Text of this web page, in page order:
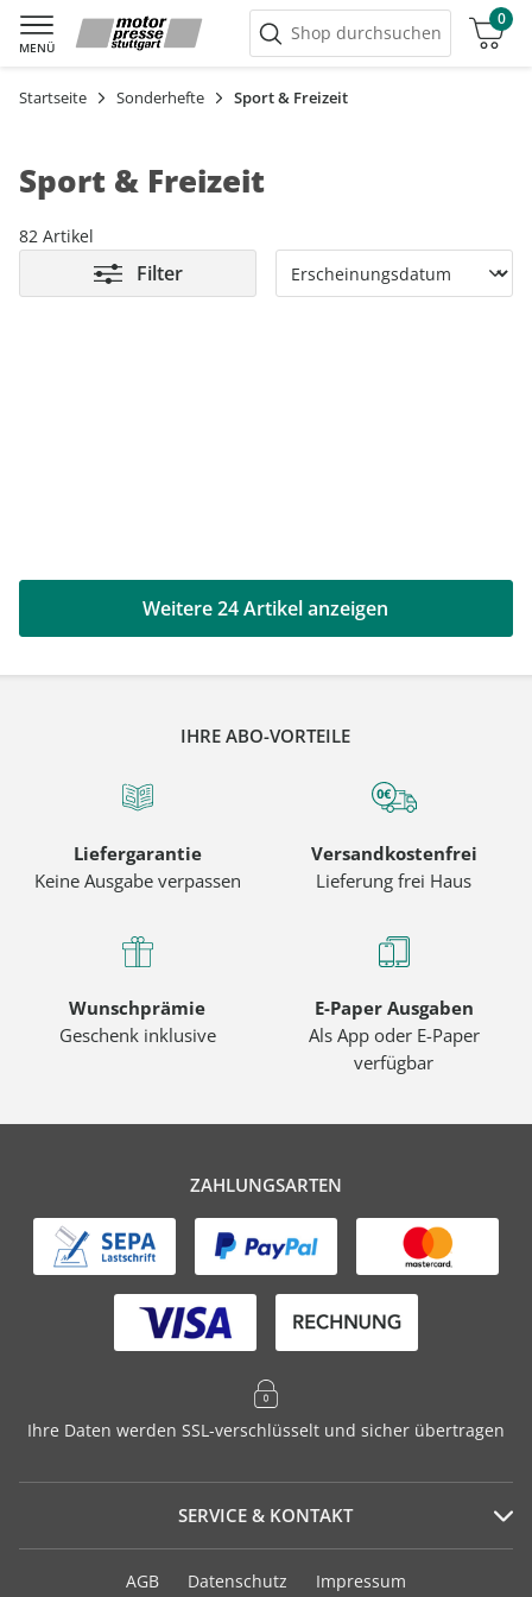
MENÜ
Shop durchsuchen
0
Warenkorb
Startseite Sonderhefte Sport & Freizeit
Sport & Freizeit
82 Artikel
Filter
Weitere 24 Artikel anzeigen
IHRE ABO-VORTEILE
Liefergarantie
Keine Ausgabe verpassen
Versandkostenfrei
Lieferung frei Haus
Wunschprämie
Geschenk inklusive
E-Paper Ausgaben
Als App oder E-Paper
verfügbar
ZAHLUNGSARTEN
Ihre Daten werden SSL-verschlüsselt und sicher übertragen
SERVICE & KONTAKT
Serviceportal
AGB Datenschutz Impressum